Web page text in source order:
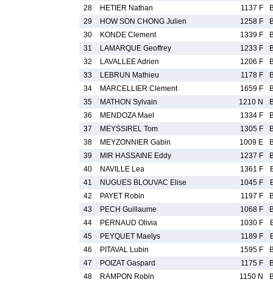
28
HETIER Nathan 1137 F
29
HOW SON CHONG Julien 1258 F
30
KONDE Clement 1339 F
31
LAMARQUE Geoffrey 1233 F
32
LAVALLEE Adrien 1206 F
33
LEBRUN Mathieu 1178 F
34
MARCELLIER Clement 1659 F
35
MATHON Sylvain 1210 N
36
MENDOZA Mael 1334 F
37
MEYSSIREL Tom 1305 F
38
MEYZONNIER Gabin 1009 E
39
MIR HASSAINE Eddy 1237 F
40
NAVILLE Lea 1361 F
41
NUGUES BLOUVAC Elise 1045 F
42
PAYET Robin 1197 F
43
PECH Guillaume 1068 F
44
PERNAUD Olivia 1030 F
45
PEYQUET Maelys 1189 F
46
PITAVAL Lubin 1595 F
47
POIZAT Gaspard 1175 F
48
RAMPON Robin 1150 N